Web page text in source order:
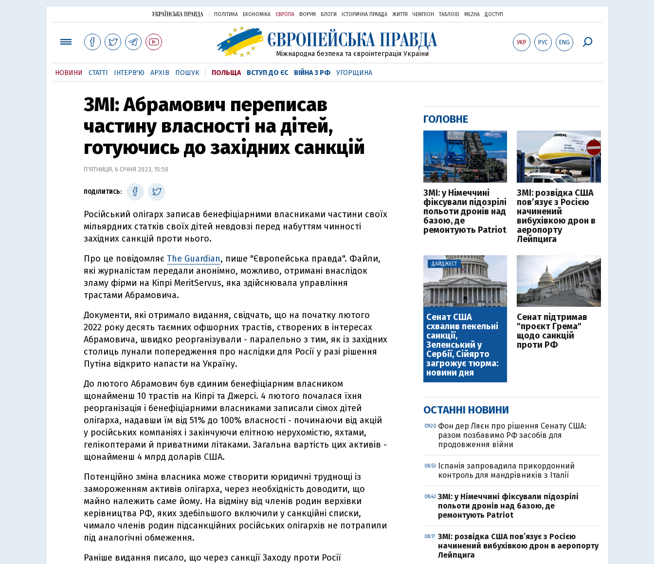
ПОЛІТИКА ЕКОНОМІКА ЄВРОПА ФОРУМ БЛОГИ ІСТОРИЧНА ПРАВДА ЖИТТЯ ЧЕМПІОН ТАБЛОID MEZHA ДОСТУП
УКР РУС ENG
Міжнародна безпека та євроінтеграція України
НОВИНИ СТАТТІ ІНТЕРВ'Ю АРХІВ ПОШУК ПОЛЬЩА ВСТУП ДО ЄС ВІЙНА З РФ УГОРЩИНА
ЗМІ: Абрамович переписав
частину власності на дітей,
готуючись до західних санкцій
П'ЯТНИЦЯ, 6 СІЧНЯ 2023, 15:50
ПОДІЛИТИСЬ:
Російський олігарх записав бенефіціарними власниками частини своїх
мільярдних статків своїх дітей невдовзі перед набуттям чинності
західних санкцій проти нього.
Про це повідомляє The Guardian, пише "Європейська правда". Файли,
які журналістам передали анонімно, можливо, отримані внаслідок
зламу фірми на Кіпрі MeritServus, яка здійснювала управління
трастами Абрамовича.
Документи, які отримало видання, свідчать, що на початку лютого
2022 року десять таємних офшорних трастів, створених в інтересах
Абрамовича, швидко реорганізували - паралельно з тим, як із західних
столиць лунали попередження про наслідки для Росії у разі рішення
Путіна відкрито напасти на Україну.
До лютого Абрамович був єдиним бенефіціарним власником
щонайменш 10 трастів на Кіпрі та Джерсі. 4 лютого почалася їхня
реорганізація і бенефіціарними власниками записали сімох дітей
олігарха, надавши їм від 51% до 100% власності - починаючи від акцій
у російських компаніях і закінчуючи елітною нерухомістю, яхтами,
гелікоптерами й приватними літаками. Загальна вартість цих активів -
щонайменш 4 млрд доларів США.
Потенційно зміна власника може створити юридичні труднощі із
замороженням активів олігарха, через необхідність доводити, що
майно належить саме йому. На відміну від членів родин верхівки
керівництва РФ, яких здебільшого включили у санкційні списки,
чимало членів родин підсанкційних російських олігархів не потрапили
під аналогічні обмеження.
Раніше видання писало, що через санкції Заходу проти Росії
ГОЛОВНЕ
ЗМІ: у Німеччині
фіксували підозрілі
польоти дронів над
базою, де
ремонтують Patriot
ЗМІ: розвідка США
пов’язує з Росією
начинений
вибухівкою дрон в
аеропорту
Лейпцига
ДАЙДЖЕСТ
Сенат США
схвалив пекельні
санкції,
Зеленський у
Сербії, Сійярто
загрожує тюрма:
новини дня
Cенат підтримав
"проєкт Грема"
щодо санкцій
проти РФ
ОСТАННІ НОВИНИ
09:20 Фон дер Ляєн про рішення Сенату США:
разом позбавимо РФ засобів для
продовження війни
08:53
Іспанія запровадила прикордонний
контроль для мандрівників з Італії
08:43 ЗМІ: у Німеччині фіксували підозрілі
польоти дронів над базою, де
ремонтують Patriot
08:17 ЗМІ: розвідка США пов’язує з Росією
начинений вибухівкою дрон в аеропорту
Лейпцига